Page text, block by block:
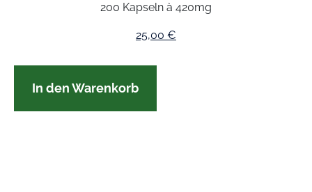
200 Kapseln à 420mg
25,00 €
In den Warenkorb